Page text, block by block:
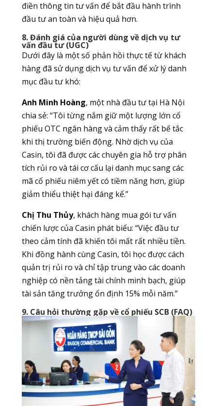
điền thông tin tư vấn để bắt đầu hành trình
đầu tư an toàn và hiệu quả hơn.
8. Đánh giá của người dùng về dịch vụ tư
vấn đầu tư (UGC)
Dưới đây là một số phản hồi thực tế từ khách
hàng đã sử dụng dịch vụ tư vấn để xử lý danh
mục đầu tư khó:
Anh Minh Hoàng, một nhà đầu tư tại Hà Nội
chia sẻ: “Tôi từng nắm giữ một lượng lớn cổ
phiếu OTC ngân hàng và cảm thấy rất bế tắc
khi thị trường biến động. Nhờ dịch vụ của
Casin, tôi đã được các chuyên gia hỗ trợ phân
tích rủi ro và tái cơ cấu lại danh mục sang các
mã cổ phiếu niêm yết có tiềm năng hơn, giúp
giảm thiểu thiệt hại đáng kể.”
Chị Thu Thủy, khách hàng mua gói tư vấn
chiến lược của Casin phát biểu: “Việc đầu tư
theo cảm tính đã khiến tôi mất rất nhiều tiền.
Khi đồng hành cùng Casin, tôi học được cách
quản trị rủi ro và chỉ tập trung vào các doanh
nghiệp có nền tảng tài chính minh bạch, giúp
tài sản tăng trưởng ổn định 15% mỗi năm.”
9. Câu hỏi thường gặp về cổ phiếu SCB (FAQ)